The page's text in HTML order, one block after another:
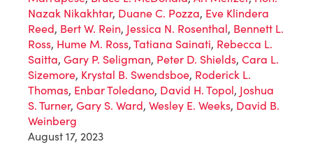
Nazak Nikakhtar, Duane C. Pozza, Eve Klindera
Reed, Bert W. Rein, Jessica N. Rosenthal, Bennett L.
Ross, Hume M. Ross, Tatiana Sainati, Rebecca L.
Saitta, Gary P. Seligman, Peter D. Shields, Cara L.
Sizemore, Krystal B. Swendsboe, Roderick L.
Thomas, Enbar Toledano, David H. Topol, Joshua
S. Turner, Gary S. Ward, Wesley E. Weeks, David B.
Weinberg
August 17, 2023